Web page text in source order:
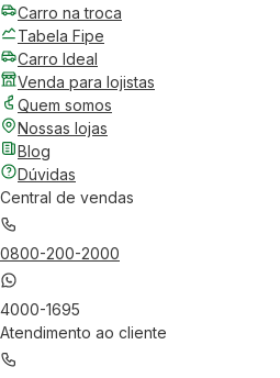
Carro na troca
Tabela Fipe
Carro Ideal
Venda para lojistas
Quem somos
Nossas lojas
Blog
Dúvidas
Central de vendas
0800-200-2000
4000-1695
Atendimento ao cliente